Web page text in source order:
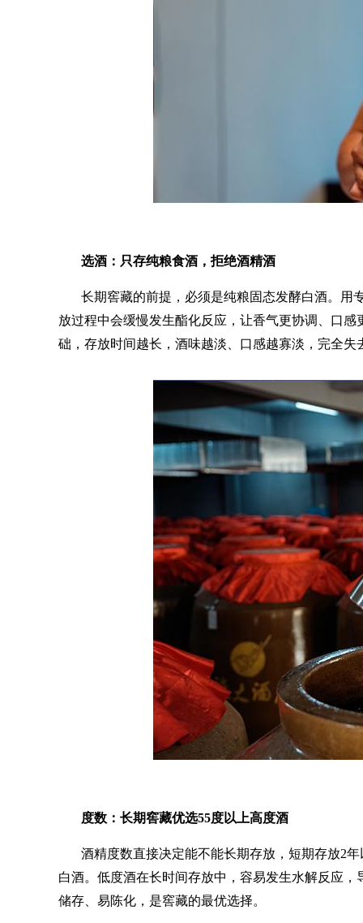
选酒：只存纯粮食酒，拒绝酒精酒
长期窖藏的前提，必须是纯粮固态发酵白酒。用
放过程中会缓慢发生酯化反应，让香气更协调、口感
础，存放时间越长，酒味越淡、口感越寡淡，完全
度数：长期窖藏优选55度以上高度酒
酒精度数直接决定能不能长期存放，短期存放2
白酒。低度酒在长时间存放中，容易发生水解反应
储存、易陈化，是窖藏的最优选择。